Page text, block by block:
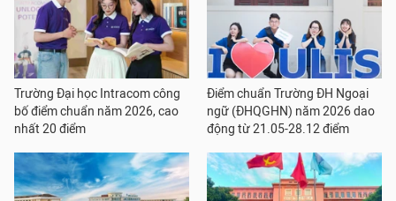
Trường Đại học Intracom công
bố điểm chuẩn năm 2026, cao
nhất 20 điểm
Điểm chuẩn Trường ĐH Ngoại
ngữ (ĐHQGHN) năm 2026 dao
động từ 21.05-28.12 điểm